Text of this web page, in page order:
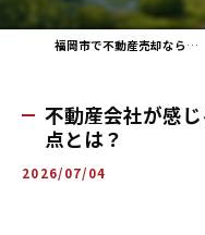
福岡市で不動産売却なら株式会社エム不動産
不動産会社が感
点とは？
2026/07/04